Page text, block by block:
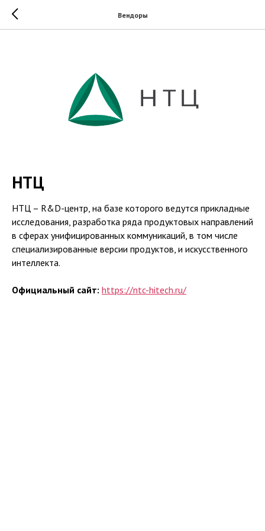
Вендоры
НТЦ
НТЦ – R&D-центр, на базе которого ведутся прикладные
исследования, разработка ряда продуктовых направлений
в сферах унифицированных коммуникаций, в том числе
специализированные версии продуктов, и искусственного
интеллекта.
Официальный сайт: https://ntc-hitech.ru/